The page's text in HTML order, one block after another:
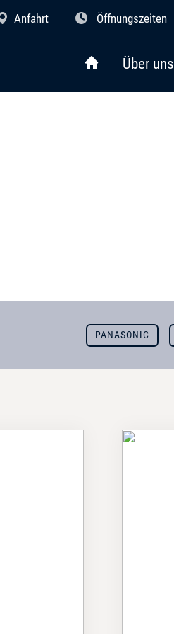
Anfahrt Öffnungszeiten
Über uns
PANASONIC